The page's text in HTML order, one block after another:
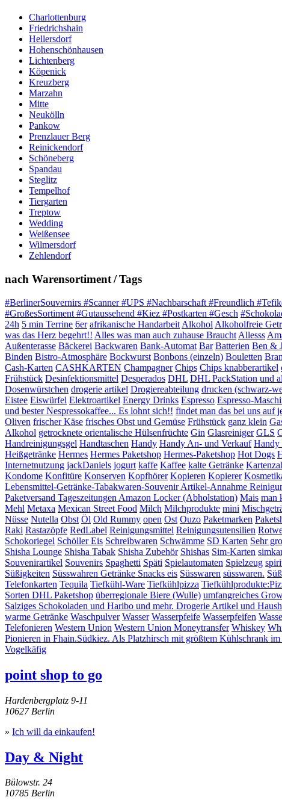
Charlottenburg
Friedrichshain
Hellersdorf
Hohenschönhausen
Lichtenberg
Köpenick
Kreuzberg
Marzahn
Mitte
Neukölln
Pankow
Prenzlauer Berg
Reinickendorf
Schöneberg
Spandau
Steglitz
Tempelhof
Tiergarten
Treptow
Wedding
Weißensee
Wilmersdorf
Zehlendorf
nach Warensortiment / Tags
#BerlinerSouvernirs #Scanner #UPS #Nachbarschaft #Freundlich
#GroßesSortiment #Gutaussehend #Kiez #Postkarten #Gesch
24h 5 min Terrine 6er afrikanische Handarbeit Alkohol Alkoholfreie
was das Herz begehrt!! Alles was man auch zuhause Braucht Allesss
Außenterasse Bäckerei Backwaren Bank-Automat Bar Batterien Ben &
Binden Bistro-Atmosphäre Bockwurst Bonbons (einzeln) Bouletten
Cash-Karten CASHKARTEN Champagner Chips Chips knabberartikel
Frühstück Desinfektionsmittel Desperados DHL DHL PackStation und
Dosenwürstchen drogerie artikel Drogiereabteilung drucken (schwarz-
Eistee Eiswürfel Elektroartikel Energy Drinks Espresso Espresso-
und bester Nespressokaffee... Es lohnt sich!! findet man das bei uns auf
Oliven frischer Käse frisches Obst und Gemüse Frühstück ganz klein
Alkohol getrocknete orientalische Hülsenfrüchte Gin Glasreiniger GLS
Handreinigungsgel Handtaschen Handy Handy An- und Verkauf Handy
Heißgetränke Hermes Hermes Paketshop Hermes-Paketshop Hot Dogs
Internetnutzung jackDaniels jogurt kaffe Kaffee kalte Getränke
Kondome Konfitüre Konserven Kopfhörer Kopieren Kopierer
Lebensmittel-Getränke-Tabakwaren-Souvenir Artikel-Annahme
Paketversand Tageszeitungen Amazon Locker (Abholstation) Mais man
Mehl Metaxa Mexican Street Food Milch Milchprodukte mini
Nüsse Nutella Obst Öl Old Rummy open Ost Ouzo Paketmarken
Raki Rastazöpfe RedLabel Reinigungsmittel Reinigungsutensilien
Schokoriegel Schöller Eis Schreibwaren Schwämme SD Karten Sehr
Shisha Lounge Shisha Tabak Shisha Zubehör Shishas Sim-Karten
Souvenirartikel Souvenirs Spaghetti Späti Spielautomaten Spielzeug
Süßigkeiten Süsswahren Getränke Snacks eis Süsswaren süsswaren.
Telefonkarten Tequila Tiefkühl-Ware Tiefkühlpizza
Sorten DHL Paketshop überregionale Biere (Wulle) umfangreiches
Salziges Schokoladen und Haribo und mehr. Drogerie Artikel und
warme Getränke Waschpulver Wasser Wasserpfeife Wasserpfeifen
Telefonieren Western Union Western Union Moneytransfer Whiskey
Pionieren in Fhain.Südkiez. Als Platzhirsch mit größtem Kühlschrank
Vogelkäfig
point shop to go
Hardenbergplatz 9-11
10627 Berlin
» Ich will da einkaufen!
Day & Night
Bülowstr. 24
10785 Berlin